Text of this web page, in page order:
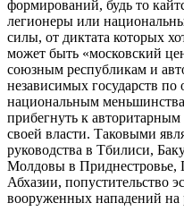
формирований, будь то
легионеры или
силы, от диктата которых
может быть «московский
союзным республикам и
независимых государств
национальным
прибегнуть к
своей власти. Таковыми
руководства в Тбилиси,
Молдовы в
Абхазии, попустительство
вооруженных нападений на